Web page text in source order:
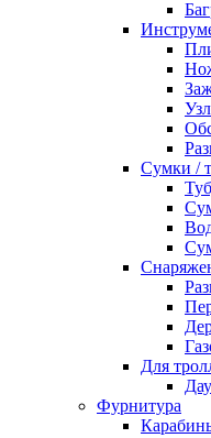
Сумки /
Для
Фурнитура